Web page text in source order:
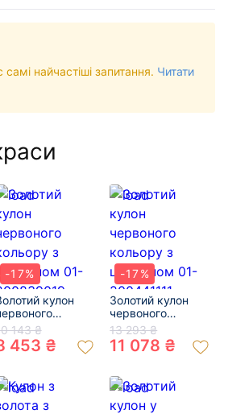
найчастіші запитання. Читати
-17%
кулон
з
01-
143 ₴
453 ₴
-17%
Золотий кулон
червоного
кольору з
цирконом 01-
200441111
13 293 ₴
11 078 ₴